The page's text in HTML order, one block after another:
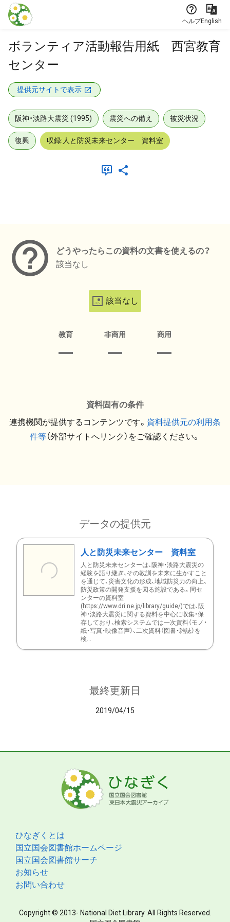
本文に飛ぶ
ヘルプEnglish
ボランティア活動報告用紙 西宮教育
センター
提供元サイトで表示
阪神・淡路大震災 (1995) 震災への備え 被災状況
復興 収録:人と防災未来センター 資料室
どうやったらこの資料の文書を使えるの？
該当なし
該当なし
教育 非商用 商用
資料固有の条件
連携機関が提供するコンテンツです。 資料提供元の利用条
件等（外部サイトへリンク）をご確認ください。
データの提供元
人と防災未来センター 資料室
人と防災未来センターは、阪神・淡路大震災の
経験を語り継ぎ、その教訓を未来に生かすこと
を通じて、災害文化の形成、地域防災力の向上、
防災政策の開発支援を図る施設である。同セ
ンターの資料室
(https://www.dri.ne.jp/library/guide/)では、阪
神・淡路大震災に関する資料を中心に収集・保
存しており、検索システムでは一次資料（モノ・
紙・写真・映像音声）、二次資料（図書・雑誌）を
検...
最終更新日
2019/04/15
ひなぎくとは
国立国会図書館ホームページ
国立国会図書館サーチ
お知らせ
お問い合わせ
Copyright © 2013- National Diet Library. All Rights Reserved.